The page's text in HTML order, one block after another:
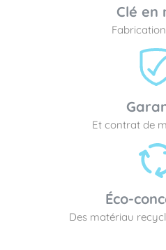
Clé en
Et contrat de
Éco-
Des matériau